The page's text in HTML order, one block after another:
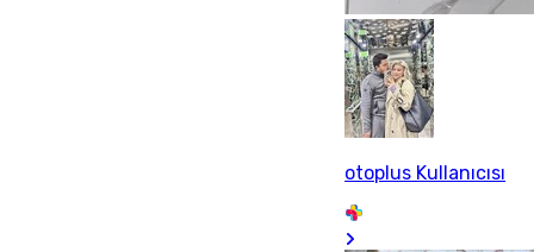
otoplus Kullanıcısı